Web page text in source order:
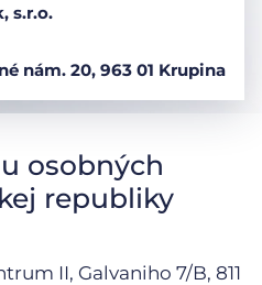
s.r.o.
nám. 20, 963 01 Krupina
osobných
republiky
II, Galvaniho 7/B, 811